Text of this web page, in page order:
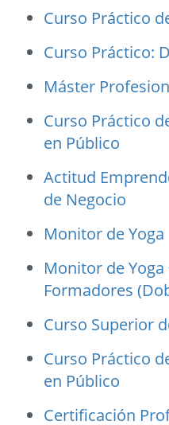
Curso Práctico
Curso Práctico:
Máster
Curso Práctico
en Público
Actitud
de Negocio
Monitor de Yoga
Monitor de
Formadores
Curso Superior
Curso Práctico
en Público
Certificación